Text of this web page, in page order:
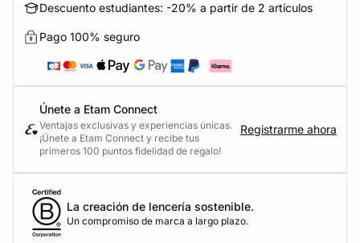
Descuento estudiantes: -20% a partir de 2 artículos
Pago 100% seguro
Únete a Etam Connect
Ventajas exclusivas y experiencias únicas.
¡Únete a Etam Connect y recibe tus
primeros 100 puntos fidelidad de regalo!
Registrarme ahora
La creación de lencería sostenible.
Un compromiso de marca a largo plazo.